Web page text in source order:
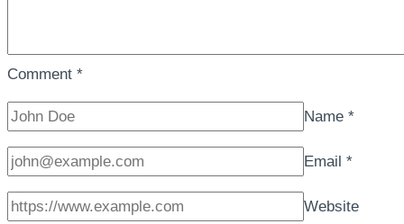
Comment *
Name *
Email *
Website